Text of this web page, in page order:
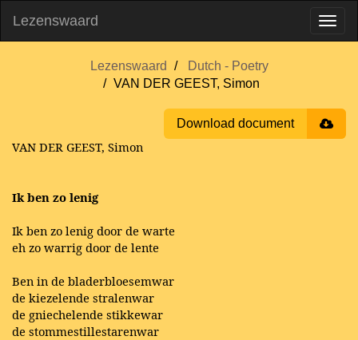
Lezenswaard
Lezenswaard
Dutch - Poetry
VAN DER GEEST, Simon
Download document
VAN DER GEEST, Simon
Ik ben zo lenig
Ik ben zo lenig door de warte
eh zo warrig door de lente
Ben in de bladerbloesemwar
de kiezelende stralenwar
de gniechelende stikkewar
de stommestillestarenwar